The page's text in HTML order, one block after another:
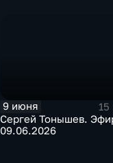
9 июня
15
Сергей Тонышев.
09.06.2026